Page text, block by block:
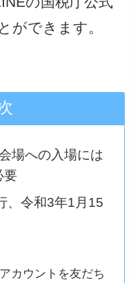
ができます。
場への入場には
要
、令和3年1月15
カウントを友だち